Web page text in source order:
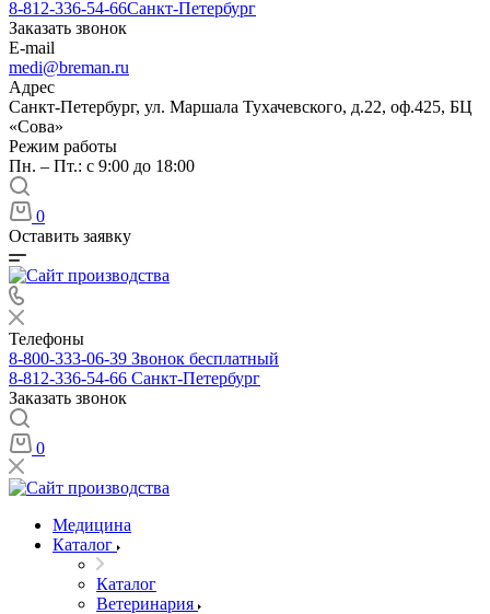
8-812-336-54-66Санкт-Петербург
Заказать звонок
E-mail
medi@breman.ru
Адрес
Санкт-Петербург, ул. Маршала Тухачевского, д.22, оф.425, БЦ
«Сова»
Режим работы
Пн. – Пт.: с 9:00 до 18:00
0
Оставить заявку
Телефоны
8-800-333-06-39 Звонок бесплатный
8-812-336-54-66 Санкт-Петербург
Заказать звонок
0
Медицина
Каталог
Каталог
Ветеринария